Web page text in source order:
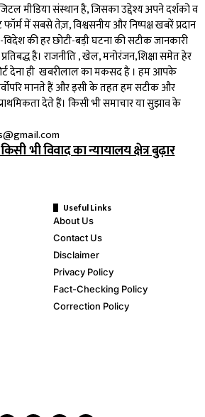
मीडिया संस्थान है, जिसका उद्देश्य अपने दर्शको व
में सबसे तेज़, विश्वसनीय और निष्पक्ष खबरें प्रदान
की हर छोटी-बड़ी घटना की सटीक जानकारी
है। राजनीति , खेल, मनोरंजन,शिक्षा समेत हेर
देना ही खबरीलाल का मकसद है । हम आपके
मानते हैं और इसी के तहत हम सटीक और
देते हैं। किसी भी समाचार या सुझाव के
भी विवाद का न्यायालय क्षेत्र बुढ़ार
Useful Links
About Us
Contact Us
Disclaimer
Privacy Policy
Fact-Checking Policy
Correction Policy